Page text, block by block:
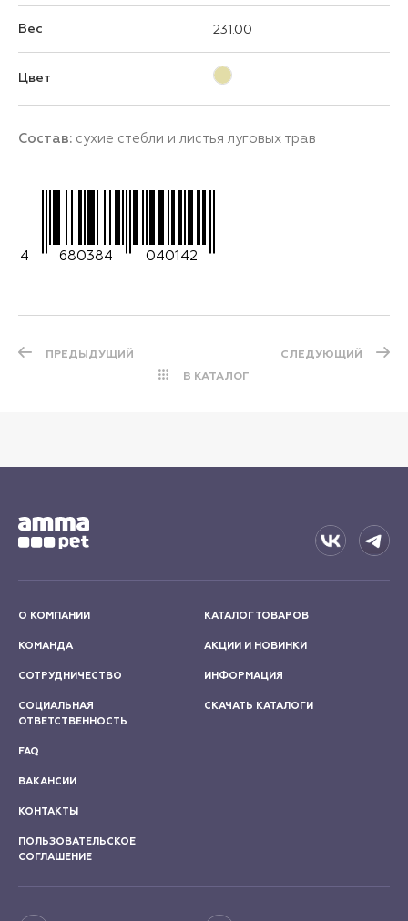
Вес 231.00
Цвет
Состав: сухие стебли и листья луговых трав
4 680384 040142
ПРЕДЫДУЩИЙ
В КАТАЛОГ
СЛЕДУЮЩИЙ
О КОМПАНИИ
КОМАНДА
СОТРУДНИЧЕСТВО
СОЦИАЛЬНАЯ
ОТВЕТСТВЕННОСТЬ
КАТАЛОГ ТОВАРОВ
АКЦИИ И НОВИНКИ
ИНФОРМАЦИЯ
СКАЧАТЬ КАТАЛОГИ
FAQ
ВАКАНСИИ
КОНТАКТЫ
ПОЛЬЗОВАТЕЛЬСКОЕ
СОГЛАШЕНИЕ